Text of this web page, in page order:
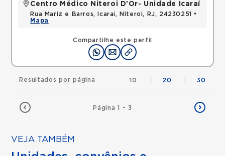
Compartilhe este perfil
Centro Médico Niteroi D'Or- Unidade Icaraí
Rua Mariz e Barros, Icarai, Niteroi, RJ, 24230251 •
Mapa
Página 1 - 3
Resultados por página 10 20 30
VEJA TAMBÉM